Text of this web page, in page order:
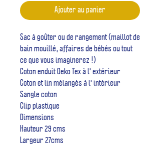
Ajouter au panier
Sac à goûter ou de rangement (maillot de
bain mouillé, affaires de bébés ou tout
ce que vous imaginerez !)
Coton enduit Oeko Tex à l' extérieur
Coton et lin mélangés à l' intérieur
Sangle coton
Clip plastique
Dimensions
Hauteur 29 cms
Largeur 27cms